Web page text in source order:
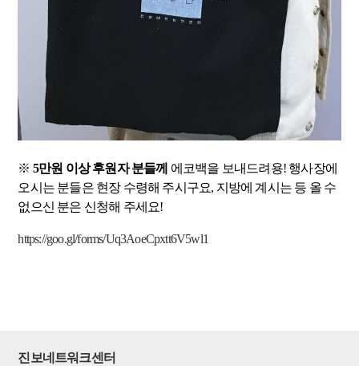
※ 5만원 이상 후원자 분들께 에코백을 보내드려용! 행사장에
오시는 분들은 현장 수령해 주시구요, 지방에 계시는 등 올 수
없으신 분은 신청해 주세요!
https://goo.gl/forms/Uq3AoeCpxtt6V5wl1
진보네트워크센터